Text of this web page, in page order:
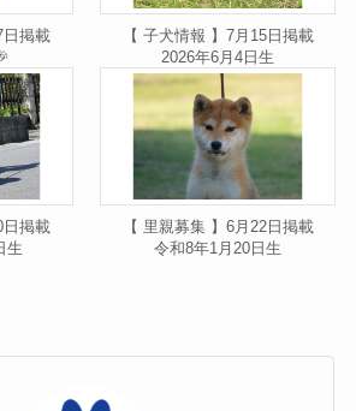
日掲載
【 子犬情報 】7月15日掲載
2026年6月4日生
日掲載
生
【 里親募集 】6月22日掲載
令和8年1月20日生